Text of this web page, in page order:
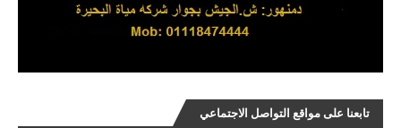
تابعنا على مواقع التواصل الاجتماعي